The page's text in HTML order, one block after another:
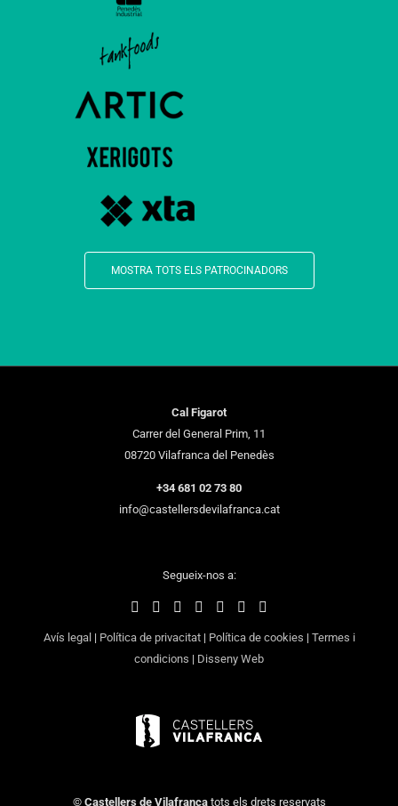
MOSTRA TOTS ELS PATROCINADORS
Cal Figarot
Carrer del General Prim, 11
08720 Vilafranca del Penedès
+34 681 02 73 80
info@castellersdevilafranca.cat
Segueix-nos a:
Avís legal | Política de privacitat| Política de cookies | Termes i
condicions | Disseny Web
© Castellers de Vilafrancatots els drets reservats